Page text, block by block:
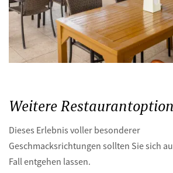
Weitere
Dieses Erlebnis voller besonderer
Geschmacksrichtungen sollten Sie sich
Fall entgehen lassen.